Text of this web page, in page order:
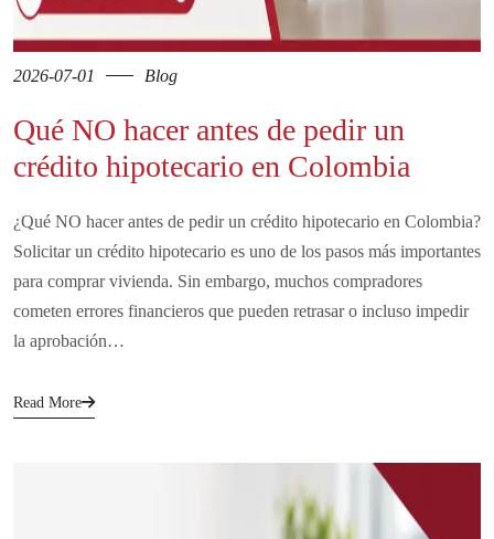
2026-07-01 Blog
Qué NO hacer antes de pedir un
crédito hipotecario en Colombia
¿Qué NO hacer antes de pedir un crédito hipotecario en Colombia?
Solicitar un crédito hipotecario es uno de los pasos más importantes
para comprar vivienda. Sin embargo, muchos compradores
cometen errores financieros que pueden retrasar o incluso impedir
la aprobación…
Read More